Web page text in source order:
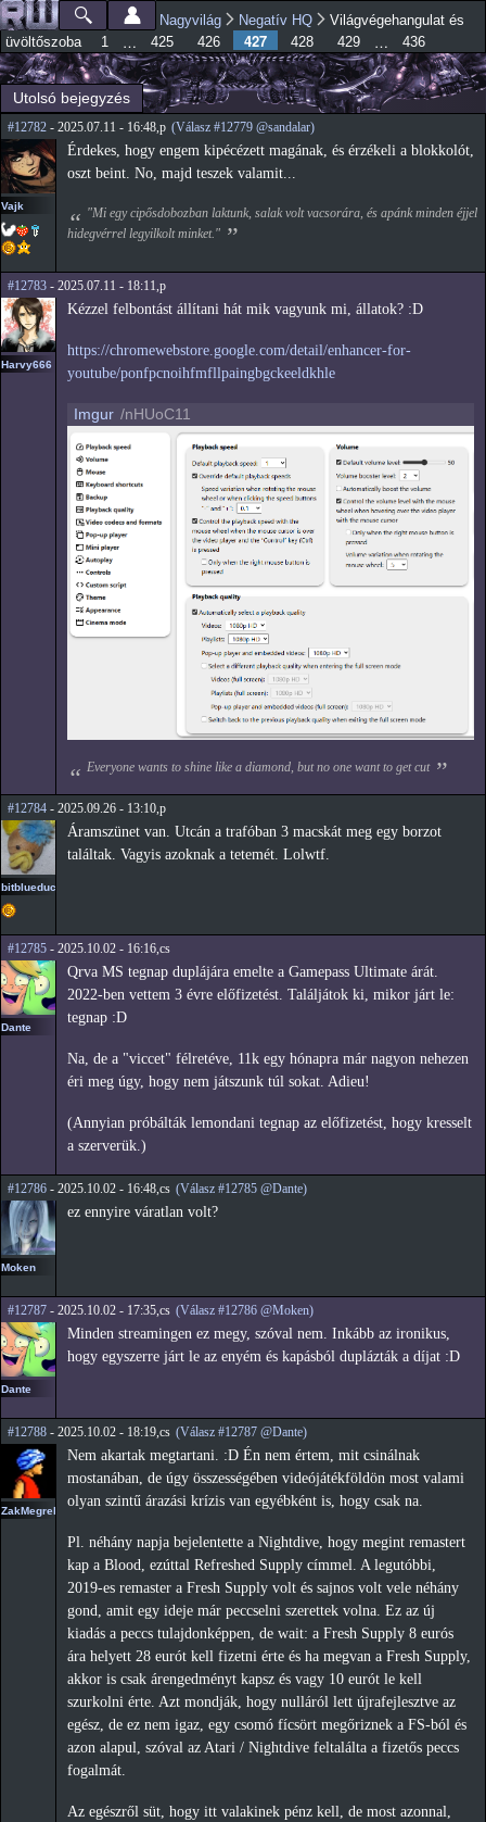
Ugrás a
tartalomra
Főmenü
Jelenlegi hely
Nagyvilág Negatív HQ
Világvégehangulat és
üvöltőszoba
1 … 425 426 427 428 429 … 436
Utolsó bejegyzés
#12782 - 2025.07.11 - 16:48,p (Válasz #12779 @sandalar)
Vajk
Érdekes, hogy engem kipécézett magának, és érzékeli a blokkolót,
oszt beint. No, majd teszek valamit...
"Mi egy cipősdobozban laktunk, salak volt vacsorára, és apánk minden éjjel
hidegvérrel legyilkolt minket."
#12783 - 2025.07.11 - 18:11,p
Harvy666
Kézzel felbontást állítani hát mik vagyunk mi, állatok? :D
https://chromewebstore.google.com/detail/enhancer-for-
youtube/ponfpcnoihfmfllpaingbgckeeldkhle
Imgur /nHUoC11
Everyone wants to shine like a diamond, but no one want to get cut
#12784 - 2025.09.26 - 13:10,p
bitblueduck
Áramszünet van. Utcán a trafóban 3 macskát meg egy borzot
találtak. Vagyis azoknak a tetemét. Lolwtf.
#12785 - 2025.10.02 - 16:16,cs
Dante
Qrva MS tegnap duplájára emelte a Gamepass Ultimate árát.
2022-ben vettem 3 évre előfizetést. Találjátok ki, mikor járt le:
tegnap :D
Na, de a "viccet" félretéve, 11k egy hónapra már nagyon nehezen
éri meg úgy, hogy nem játszunk túl sokat. Adieu!
(Annyian próbálták lemondani tegnap az előfizetést, hogy kresselt
a szerverük.)
#12786 - 2025.10.02 - 16:48,cs (Válasz #12785 @Dante)
Moken
ez ennyire váratlan volt?
#12787 - 2025.10.02 - 17:35,cs (Válasz #12786 @Moken)
Dante
Minden streamingen ez megy, szóval nem. Inkább az ironikus,
hogy egyszerre járt le az enyém és kapásból duplázták a díjat :D
#12788 - 2025.10.02 - 18:19,cs (Válasz #12787 @Dante)
ZakMegrekken
Nem akartak megtartani. :D Én nem értem, mit csinálnak
mostanában, de úgy összességében videójátékföldön most valami
olyan szintű árazási krízis van egyébként is, hogy csak na.
Pl. néhány napja bejelentette a Nightdive, hogy megint remastert
kap a Blood, ezúttal Refreshed Supply címmel. A legutóbbi,
2019-es remaster a Fresh Supply volt és sajnos volt vele néhány
gond, amit egy ideje már peccselni szerettek volna. Ez az új
kiadás a peccs tulajdonképpen, de wait: a Fresh Supply 8 eurós
ára helyett 28 eurót kell fizetni érte és ha megvan a Fresh Supply,
akkor is csak árengedményt kapsz és vagy 10 eurót le kell
szurkolni érte. Azt mondják, hogy nulláról lett újrafejlesztve az
egész, de ez nem igaz, egy csomó fícsört megőriznek a FS-ból és
azon alapul, szóval az Atari / Nightdive feltalálta a fizetős peccs
fogalmát.
Az egészről süt, hogy itt valakinek pénz kell, de most azonnal,